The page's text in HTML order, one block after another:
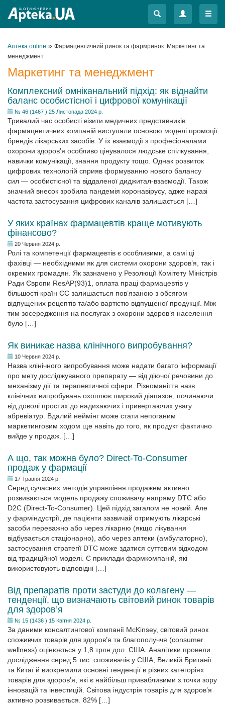
Меню
Меню
Аптека online » Фармацевтичний ринок та фармринок. Маркетинг та
менеджмент
Маркетинг та менеджмент
Комплексний омніканальний підхід: як віднайти
баланс особистісної і цифрової комунікації
№ 46 (1467 ) 25 Листопада 2024 р.
Тривалий час особисті візити медичних представників
фармацевтичних компаній виступали основою моделі промоції
брендів лікарських засобів. У їх взаємодії з професіоналами
охорони здоров’я особливо цінувалося людське спілкування,
навички комунікації, знання продукту тощо. Однак розвиток
цифрових технологій сприяв формуванню нового балансу
сил — особистісної та віддаленої диджитал-взаємодії. Також
значний внесок зробила пандемія коронавірусу, адже наразі
частота застосування цифрових каналів залишається […]
У яких країнах фармацевтів краще мотивують
фінансово?
20 Червня 2024 р.
Ролі та компетенції фармацевтів є особливими, а самі ці
фахівці — необхідними як для системи охорони здоров’я, так і
окремих громадян. Як зазначено у Резолюції Комітету Міністрів
Ради Європи ResAP(93)1, оплата праці фармацевтів у
більшості країн ЄС залишається пов’язаною з обсягом
відпущених рецептів та/або вартістю відпущеної продукції. Між
тим зосередження на послугах з охорони здоров’я населення
було […]
Як виникає назва клінічного випробування?
10 Червня 2024 р.
Назва клінічного випробування може надати багато інформації
про мету досліджуваного препарату — від діючої речовини до
механізму дії та терапевтичної сфери. Різноманіття назв
клінічних випробувань охоплює широкий діапазон, починаючи
від доволі простих до надихаючих і привертаючих увагу
абревіатур. Вдалий неймінг може стати непоганим
маркетинговим ходом ще навіть до того, як продукт фактично
вийде у продаж. […]
А що, так можна було? Direct-To-Consumer
продаж у фармації
17 Травня 2024 р.
Серед сучасних методів управління продажем активно
розвивається модель продажу споживачу напряму DTC або
D2C (Direct-To-Consumer). Цей підхід загалом не новий. Але
у фарміндустрії, де пацієнти зазвичай отримують лікарські
засоби переважно або через лікарню (якщо лікування
відбувається стаціонарно), або через аптеки (амбулаторно),
застосування стратегії DTC може здатися суттєвим відходом
від традиційної моделі. Є приклади фармкомпаній, які
використовують відповідні […]
Від препаратів проти застуди до колагену —
тенденції, що визначають світовий ринок товарів
для здоров’я
№ 15 (1436 ) 15 Квітня 2024 р.
За даними консалтингової компанії McKinsey, світовий ринок
споживчих товарів для здоров’я та благо­получчя (consumer
wellness) оцінюється у 1,8 трлн дол. США. Аналітики провели
дослідження серед 5 тис. споживачів у США, Великій Британії
та Китаї й виокремили основні тенденції в різних категоріях
товарів для здоров’я, які є найбільш привабливими з точки зору
інновацій та інвестицій. Світова індустрія товарів для здоров’я
активно розвивається. 82% […]